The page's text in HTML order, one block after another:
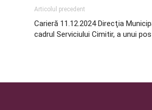
Articolul precedent
Carieră 11.12.2024 Direcţia
cadrul Serviciului Cimitir, a unui